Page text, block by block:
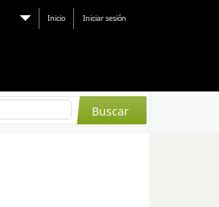
Inicio Iniciar sesión